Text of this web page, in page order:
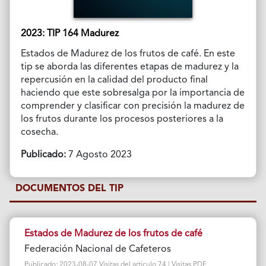
2023: TIP 164 Madurez
Estados de Madurez de los frutos de café. En este
tip se aborda las diferentes etapas de madurez y la
repercusión en la calidad del producto final
haciendo que este sobresalga por la importancia de
comprender y clasificar con precisión la madurez de
los frutos durante los procesos posteriores a la
cosecha.
Publicado:7 Agosto 2023
DOCUMENTOS DEL TIP
Estados de Madurez de los frutos de café
Federación Nacional de Cafeteros